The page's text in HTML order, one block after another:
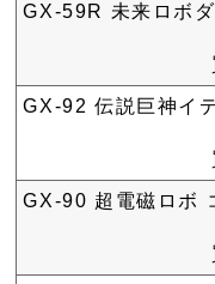
GX-59R 未来ロボ
GX-92 伝説巨神イ
GX-90 超電磁ロボ